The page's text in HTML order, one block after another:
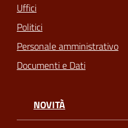
Uffici
Politici
Personale amministrativo
Documenti e Dati
NOVITÀ